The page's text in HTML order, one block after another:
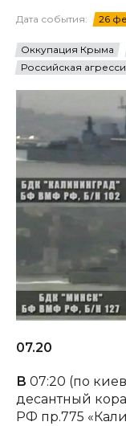
Дата события: 26
Оккупация Крыма
Российская
07.20
В 07:20 (по
десантный
РФ пр.775